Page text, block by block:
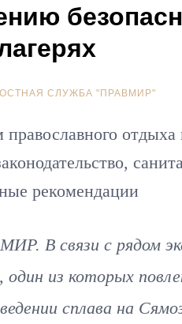
СЛУЖБА "ПРАВМИР"
православного
рекомендации
В связи с рядом
из которых
сплава на